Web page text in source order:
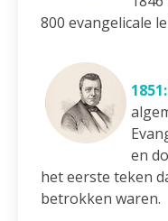
800 evangelicale
1851:
en
het eerste teken
betrokken waren.